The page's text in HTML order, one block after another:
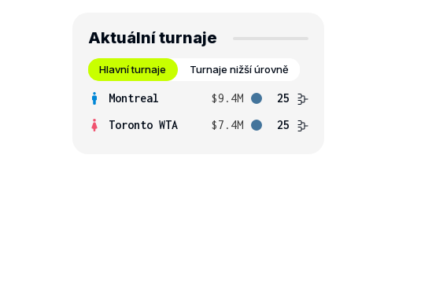
Aktuální turnaje
Hlavní turnaje Turnaje nižší úrovně
Montreal $9.4M
25
Toronto WTA
$7.4M 25